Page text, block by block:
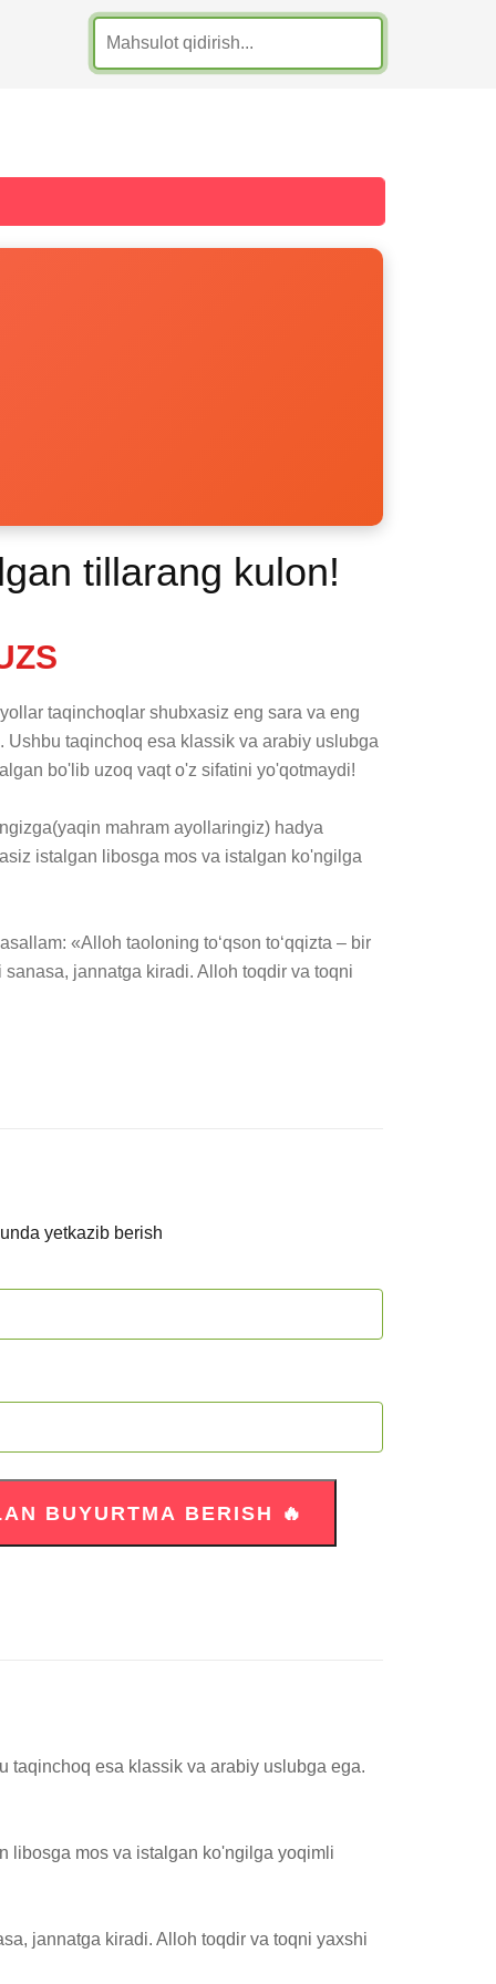
tillarang kulon!
taqinchoqlar shubxasiz eng sara va eng
taqinchoq esa klassik va arabiy uslubga
bo'lib uzoq vaqt o'z sifatini yo'qotmaydi!
mahram ayollaringiz) hadya
istalgan libosga mos va istalgan ko'ngilga
«Alloh taoloning to‘qson to‘qqizta – bir
jannatga kiradi. Alloh toqdir va toqni
yetkazib berish
taqinchoq esa klassik va arabiy uslubga ega.
libosga mos va istalgan ko'ngilga yoqimli
jannatga kiradi. Alloh toqdir va toqni yaxshi